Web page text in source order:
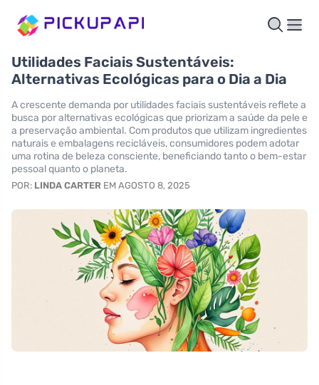
Utilidades Faciais Sustentáveis:
Alternativas Ecológicas para o Dia a Dia
A crescente demanda por utilidades faciais sustentáveis reflete a
busca por alternativas ecológicas que priorizam a saúde da pele e
a preservação ambiental. Com produtos que utilizam ingredientes
naturais e embalagens recicláveis, consumidores podem adotar
uma rotina de beleza consciente, beneficiando tanto o bem-estar
pessoal quanto o planeta.
POR: LINDA CARTER EM AGOSTO 8, 2025